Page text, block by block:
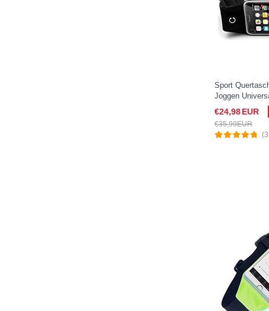
Sport
Joggen
XL Schwarz
€24,98EUR
€35,99EUR